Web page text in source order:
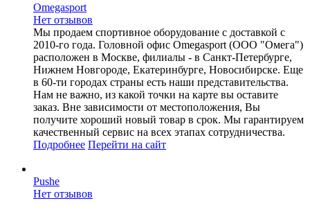
Omegasport
Нет отзывов
Мы продаем спортивное оборудование с доставкой с
2010-го года. Головной офис Omegasport (ООО "Омега")
расположен в Москве, филиалы - в Санкт-Петербурге,
Нижнем Новгороде, Екатеринбурге, Новосибирске. Еще
в 60-ти городах страны есть наши представительства.
Нам не важно, из какой точки на карте вы оставите
заказ. Вне зависимости от местоположения, Вы
получите хороший новый товар в срок. Мы гарантируем
качественный сервис на всех этапах сотрудничества.
Подробнее Перейти на сайт
Pushe
Нет отзывов